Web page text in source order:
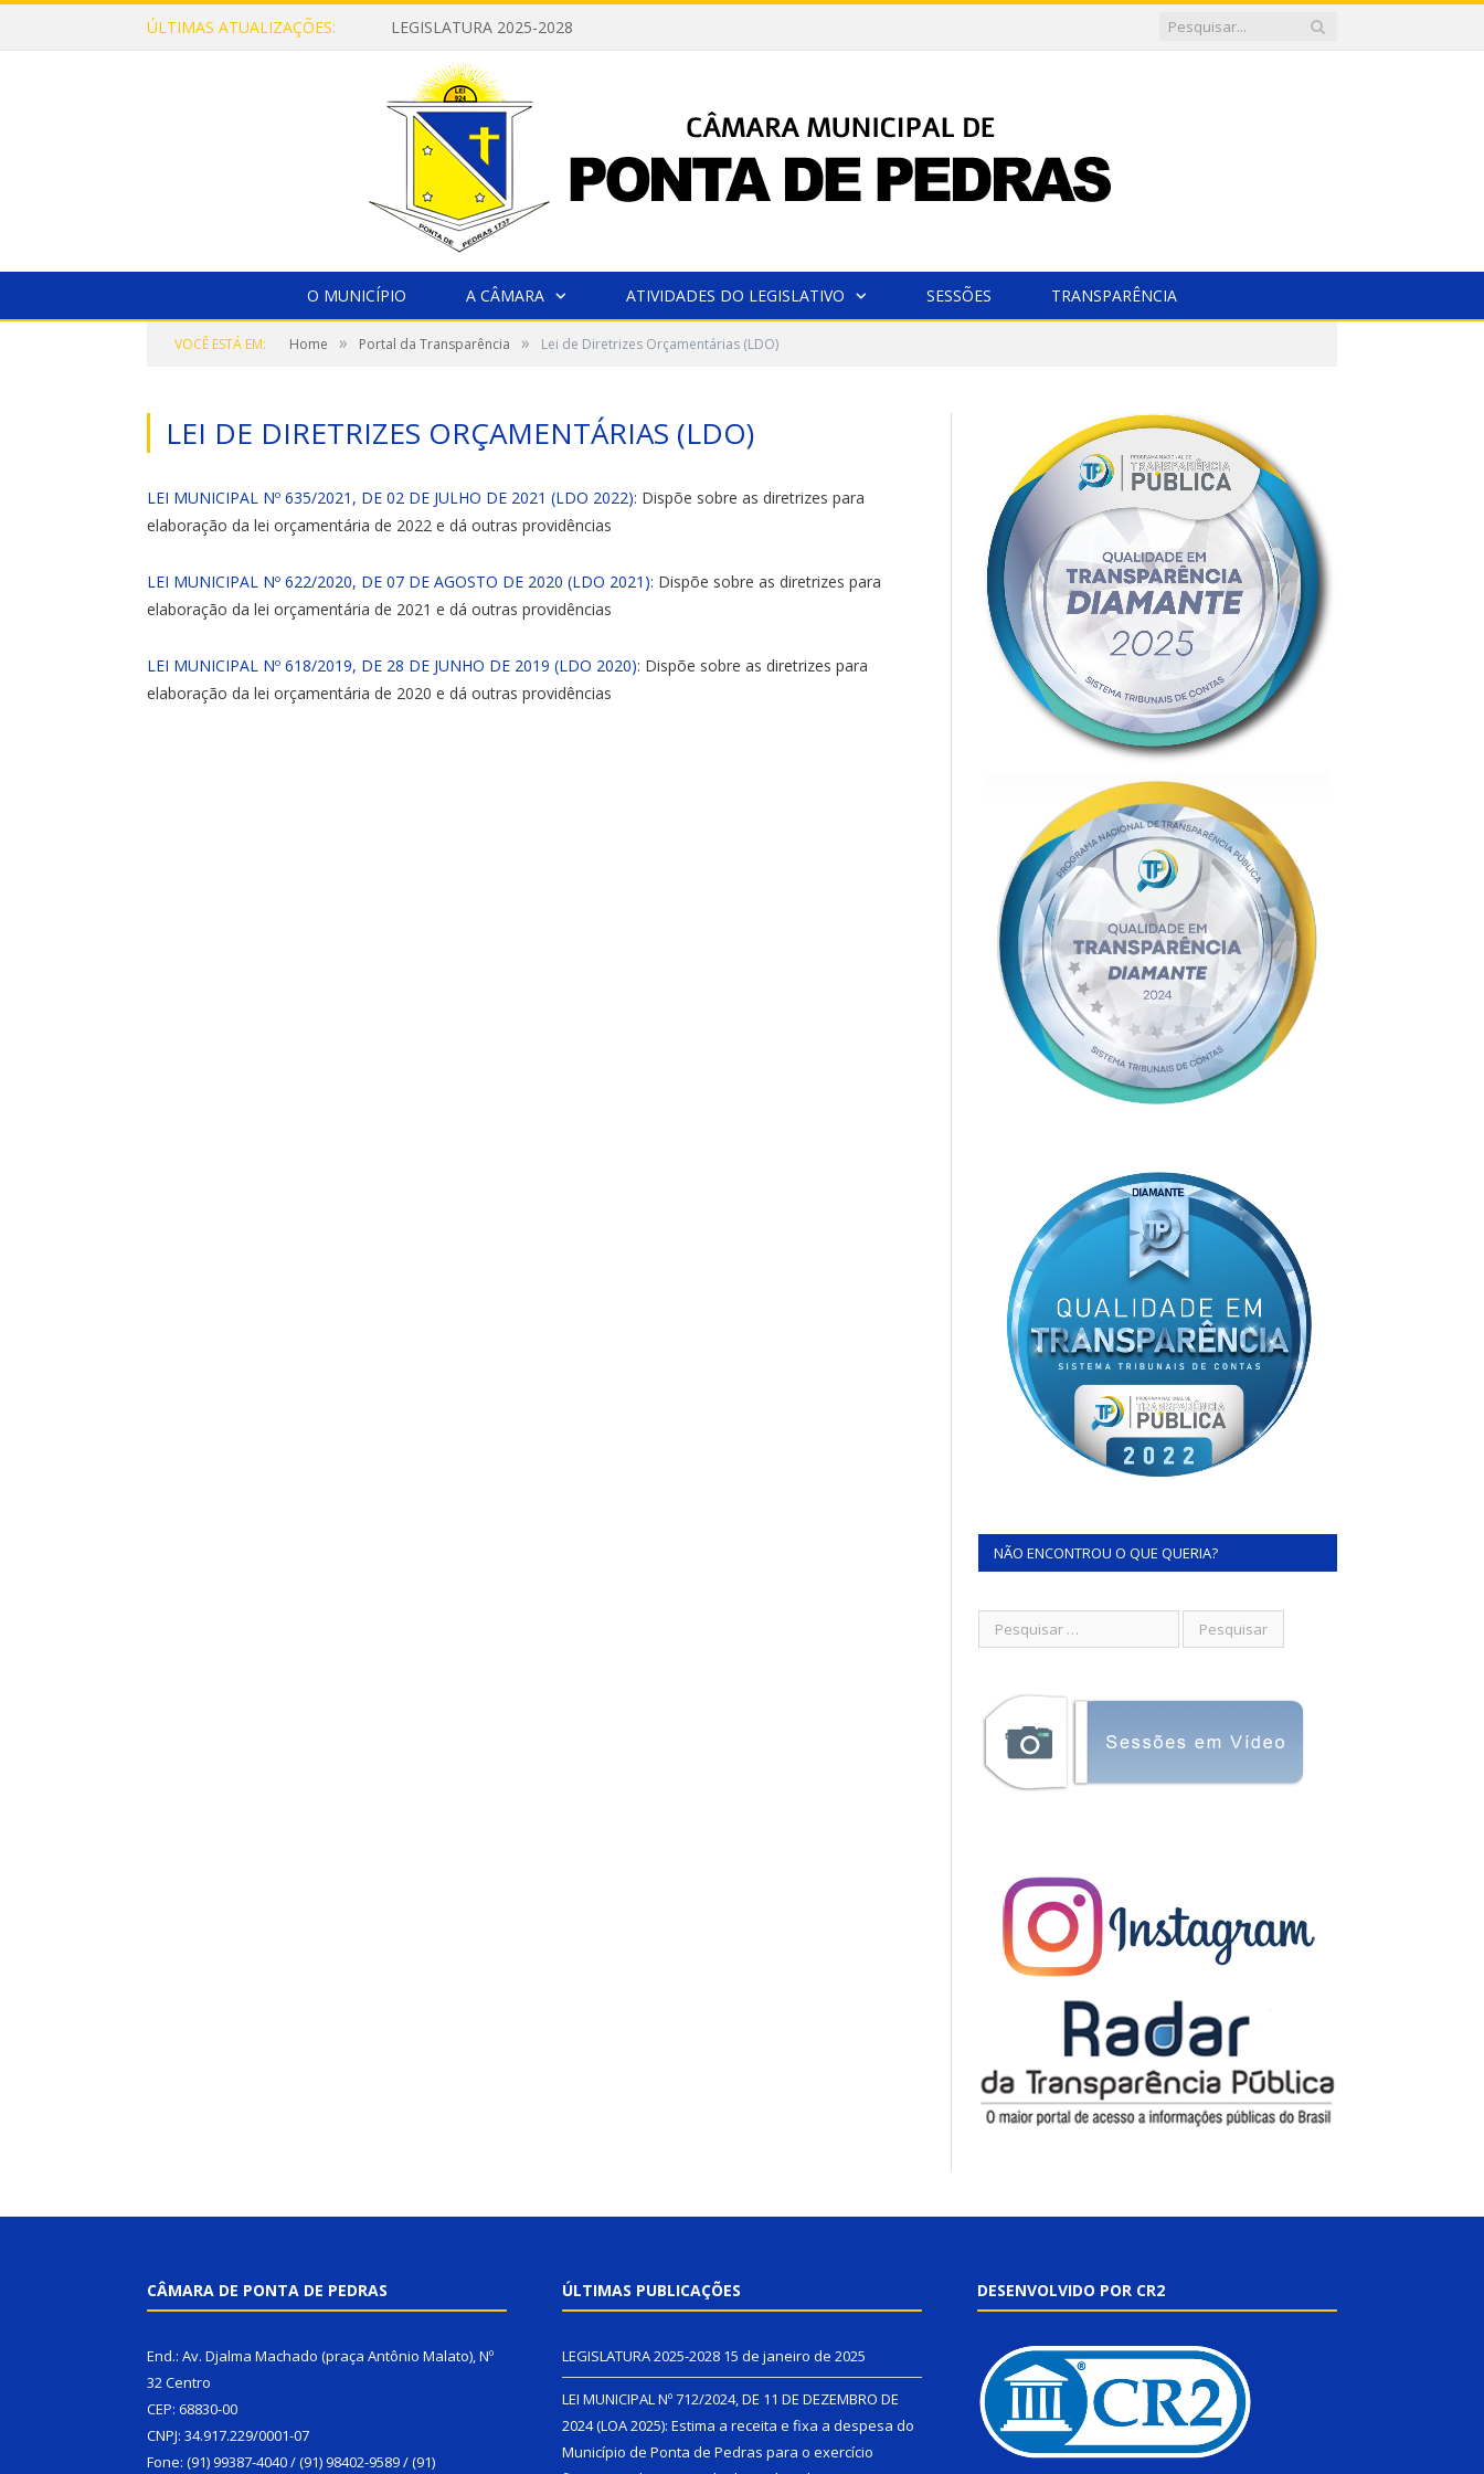
ÚLTIMAS ATUALIZAÇÕES: LEGISLATURA 2025-2028
O MUNICÍPIO A CÂMARA ATIVIDADES DO LEGISLATIVO SESSÕES TRANSPARÊNCIA
VOCÊ ESTÁ EM: Home » Portal da Transparência » Lei de Diretrizes Orçamentárias (LDO)
LEI DE DIRETRIZES ORÇAMENTÁRIAS (LDO)
LEI MUNICIPAL Nº 635/2021, DE 02 DE JULHO DE 2021 (LDO 2022): Dispõe sobre as diretrizes para
elaboração da lei orçamentária de 2022 e dá outras providências
LEI MUNICIPAL Nº 622/2020, DE 07 DE AGOSTO DE 2020 (LDO 2021): Dispõe sobre as diretrizes para
elaboração da lei orçamentária de 2021 e dá outras providências
LEI MUNICIPAL Nº 618/2019, DE 28 DE JUNHO DE 2019 (LDO 2020): Dispõe sobre as diretrizes para
elaboração da lei orçamentária de 2020 e dá outras providências
NÃO ENCONTROU O QUE QUERIA?
CÂMARA DE PONTA DE PEDRAS
End.: Av. Djalma Machado (praça Antônio Malato), Nº
32 Centro
CEP: 68830-00
CNPJ: 34.917.229/0001-07
Fone: (91) 99387-4040 / (91) 98402-9589 / (91)
ÚLTIMAS PUBLICAÇÕES
LEGISLATURA 2025-2028 15 de janeiro de 2025
LEI MUNICIPAL Nº 712/2024, DE 11 DE DEZEMBRO DE
2024 (LOA 2025): Estima a receita e fixa a despesa do
Município de Ponta de Pedras para o exercício
DESENVOLVIDO POR CR2